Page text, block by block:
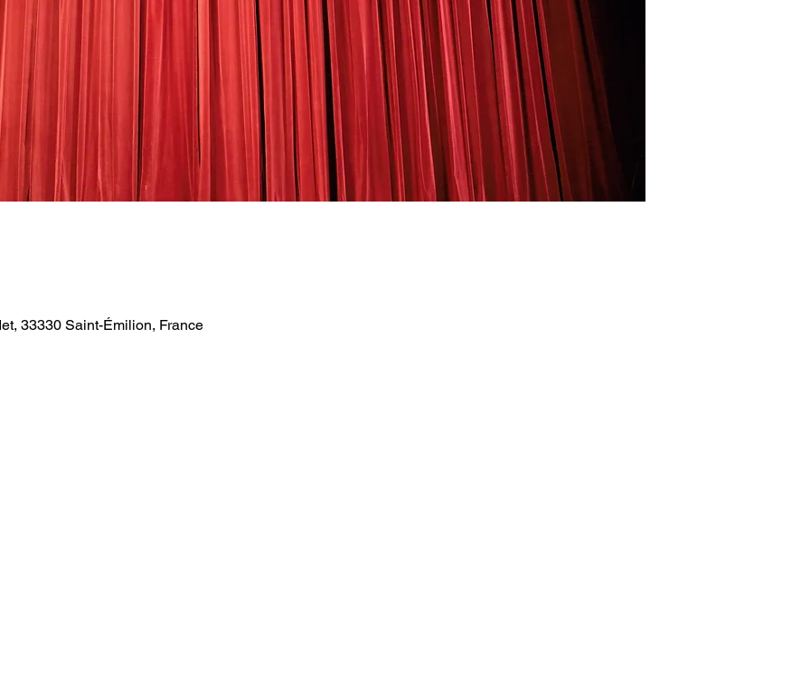
33330 Saint-Émilion, France